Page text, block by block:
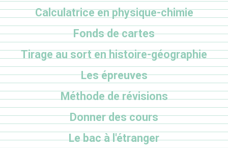
Calculatrice en physique-chimie
Fonds de cartes
Tirage au sort en histoire-géographie
Les épreuves
Méthode de révisions
Donner des cours
Le bac à l'étranger